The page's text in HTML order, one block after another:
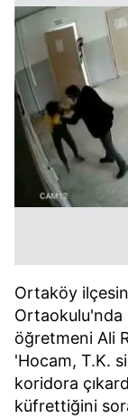
Ortaköy
öğretmeni Ali
'Hocam, T.K.
koridora
küfrettiğini